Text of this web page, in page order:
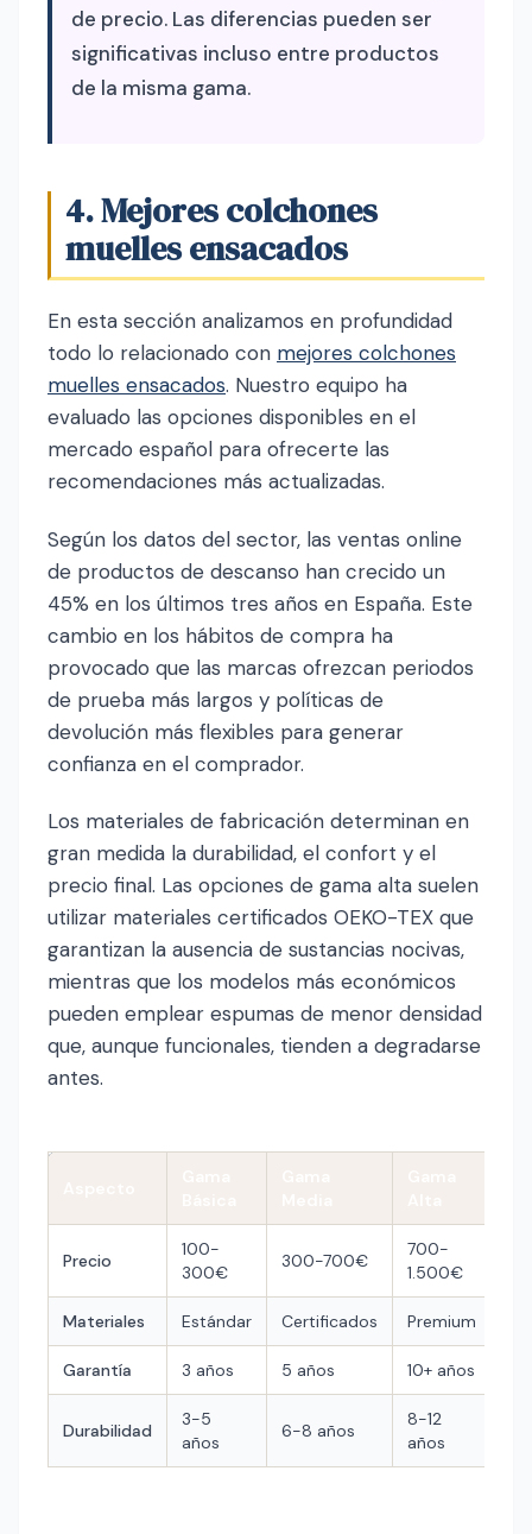
de precio. Las diferencias pueden ser
significativas incluso entre productos
de la misma gama.
4. Mejores colchones
muelles ensacados
En esta sección analizamos en profundidad
todo lo relacionado con mejores colchones
muelles ensacados. Nuestro equipo ha
evaluado las opciones disponibles en el
mercado español para ofrecerte las
recomendaciones más actualizadas.
Según los datos del sector, las ventas online
de productos de descanso han crecido un
45% en los últimos tres años en España. Este
cambio en los hábitos de compra ha
provocado que las marcas ofrezcan periodos
de prueba más largos y políticas de
devolución más flexibles para generar
confianza en el comprador.
Los materiales de fabricación determinan en
gran medida la durabilidad, el confort y el
precio final. Las opciones de gama alta suelen
utilizar materiales certificados OEKO-TEX que
garantizan la ausencia de sustancias nocivas,
mientras que los modelos más económicos
pueden emplear espumas de menor densidad
que, aunque funcionales, tienden a degradarse
antes.
Precio
100-
300€
300-700€
700-
1.500€
Materiales Estándar Certificados Premium
Garantía 3 años 5 años 10+ años
Durabilidad
3-5
años
6-8 años
8-12
años